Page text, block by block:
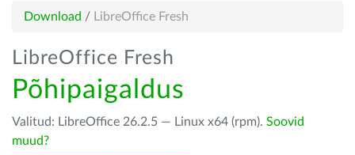
Download / LibreOffice Fresh
LibreOffice Fresh
Põhipaigaldus
Valitud: LibreOffice 26.2.5 — Linux x64 (rpm). Soovid
muud?